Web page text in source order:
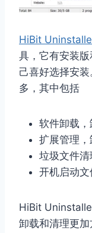
HiBit
具，它有安装
己喜好选择安
多，其中包括
软件卸载
扩展管理
垃圾文件
开机启动
HiBit
卸载和清理更加